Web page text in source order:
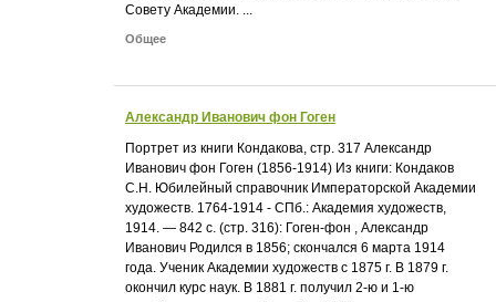
Совету Академии. ...
Общее
Александр Иванович фон Гоген
Портрет из книги Кондакова, стр. 317 Александр
Иванович фон Гоген (1856-1914) Из книги: Кондаков
С.Н. Юбилейный справочник Императорской Академии
художеств. 1764-1914 - СПб.: Академия художеств,
1914. — 842 с. (стр. 316): Гоген-фон , Александр
Иванович Родился в 1856; скончался 6 марта 1914
года. Ученик Академии художеств с 1875 г. В 1879 г.
окончил курс наук. В 1881 г. получил 2-ю и 1-ю